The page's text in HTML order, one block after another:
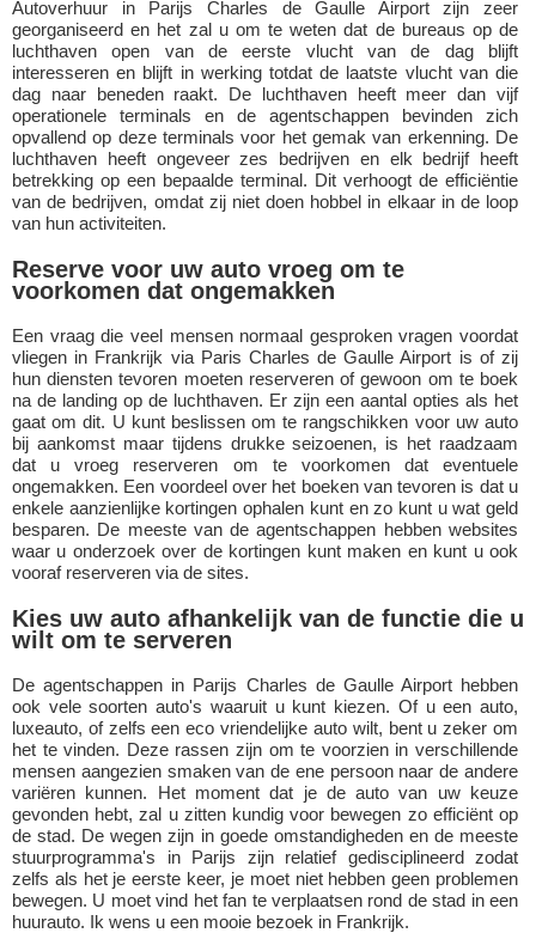
Autoverhuur in Parijs Charles de Gaulle Airport zijn zeer
georganiseerd en het zal u om te weten dat de bureaus op de
luchthaven open van de eerste vlucht van de dag blijft
interesseren en blijft in werking totdat de laatste vlucht van die
dag naar beneden raakt. De luchthaven heeft meer dan vijf
operationele terminals en de agentschappen bevinden zich
opvallend op deze terminals voor het gemak van erkenning. De
luchthaven heeft ongeveer zes bedrijven en elk bedrijf heeft
betrekking op een bepaalde terminal. Dit verhoogt de efficiëntie
van de bedrijven, omdat zij niet doen hobbel in elkaar in de loop
van hun activiteiten.
Reserve voor uw auto vroeg om te
voorkomen dat ongemakken
Een vraag die veel mensen normaal gesproken vragen voordat
vliegen in Frankrijk via Paris Charles de Gaulle Airport is of zij
hun diensten tevoren moeten reserveren of gewoon om te boek
na de landing op de luchthaven. Er zijn een aantal opties als het
gaat om dit. U kunt beslissen om te rangschikken voor uw auto
bij aankomst maar tijdens drukke seizoenen, is het raadzaam
dat u vroeg reserveren om te voorkomen dat eventuele
ongemakken. Een voordeel over het boeken van tevoren is dat u
enkele aanzienlijke kortingen ophalen kunt en zo kunt u wat geld
besparen. De meeste van de agentschappen hebben websites
waar u onderzoek over de kortingen kunt maken en kunt u ook
vooraf reserveren via de sites.
Kies uw auto afhankelijk van de functie die u
wilt om te serveren
De agentschappen in Parijs Charles de Gaulle Airport hebben
ook vele soorten auto's waaruit u kunt kiezen. Of u een auto,
luxeauto, of zelfs een eco vriendelijke auto wilt, bent u zeker om
het te vinden. Deze rassen zijn om te voorzien in verschillende
mensen aangezien smaken van de ene persoon naar de andere
variëren kunnen. Het moment dat je de auto van uw keuze
gevonden hebt, zal u zitten kundig voor bewegen zo efficiënt op
de stad. De wegen zijn in goede omstandigheden en de meeste
stuurprogramma's in Parijs zijn relatief gedisciplineerd zodat
zelfs als het je eerste keer, je moet niet hebben geen problemen
bewegen. U moet vind het fan te verplaatsen rond de stad in een
huurauto. Ik wens u een mooie bezoek in Frankrijk.